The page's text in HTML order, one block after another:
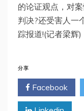
的论证观点，对
判决?还受害人一
踪报道!(记者梁辉)
分享
Facebook